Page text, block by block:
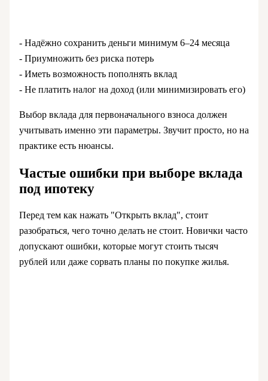
- Надёжно сохранить деньги минимум 6–24 месяца
- Приумножить без риска потерь
- Иметь возможность пополнять вклад
- Не платить налог на доход (или минимизировать его)
Выбор вклада для первоначального взноса должен
учитывать именно эти параметры. Звучит просто, но на
практике есть нюансы.
Частые ошибки при выборе вклада
под ипотеку
Перед тем как нажать "Открыть вклад", стоит
разобраться, чего точно делать не стоит. Новички часто
допускают ошибки, которые могут стоить тысяч
рублей или даже сорвать планы по покупке жилья.